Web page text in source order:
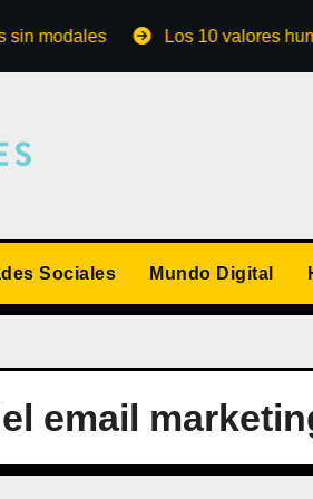
Los 10 valores
Sociales Mundo Digital
email